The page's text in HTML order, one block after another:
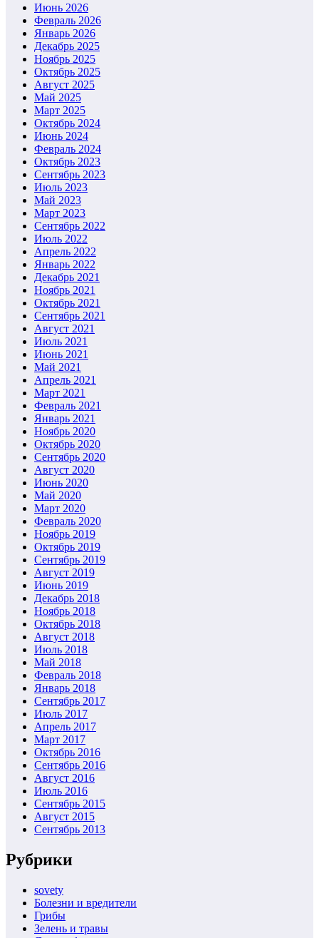
Июнь 2026
Февраль 2026
Январь 2026
Декабрь 2025
Ноябрь 2025
Октябрь 2025
Август 2025
Май 2025
Март 2025
Октябрь 2024
Июнь 2024
Февраль 2024
Октябрь 2023
Сентябрь 2023
Июль 2023
Май 2023
Март 2023
Сентябрь 2022
Июль 2022
Апрель 2022
Январь 2022
Декабрь 2021
Ноябрь 2021
Октябрь 2021
Сентябрь 2021
Август 2021
Июль 2021
Июнь 2021
Май 2021
Апрель 2021
Март 2021
Февраль 2021
Январь 2021
Ноябрь 2020
Октябрь 2020
Сентябрь 2020
Август 2020
Июнь 2020
Май 2020
Март 2020
Февраль 2020
Ноябрь 2019
Октябрь 2019
Сентябрь 2019
Август 2019
Июнь 2019
Декабрь 2018
Ноябрь 2018
Октябрь 2018
Август 2018
Июль 2018
Май 2018
Февраль 2018
Январь 2018
Сентябрь 2017
Июль 2017
Апрель 2017
Март 2017
Октябрь 2016
Сентябрь 2016
Август 2016
Июль 2016
Сентябрь 2015
Август 2015
Сентябрь 2013
Рубрики
sovety
Болезни и вредители
Грибы
Зелень и травы